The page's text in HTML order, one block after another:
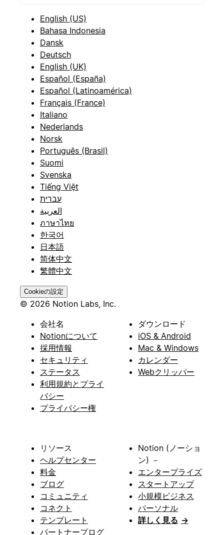
English (US)
Bahasa Indonesia
Dansk
Deutsch
English (UK)
Español (España)
Español (Latinoamérica)
Français (France)
Italiano
Nederlands
Norsk
Português (Brasil)
Suomi
Svenska
Tiếng Việt
עברית
العربية
ภาษาไทย
한국어
日本語
简体中文
繁體中文
Cookieの設定
© 2026 Notion Labs, Inc.
会社名
Notionについて
採用情報
セキュリティ
ステータス
利用規約とプライ
バシー
プライバシー権
ダウンロード
iOS & Android
Mac & Windows
カレンダー
Webクリッパー
リソース
ヘルプセンター
料金
ブログ
コミュニティ
コネクト
テンプレート
パートナープログ
Notion (ノーショ
ン) －
エンタープライズ
スタートアップ
小規模ビジネス
パーソナル
詳しく見る →